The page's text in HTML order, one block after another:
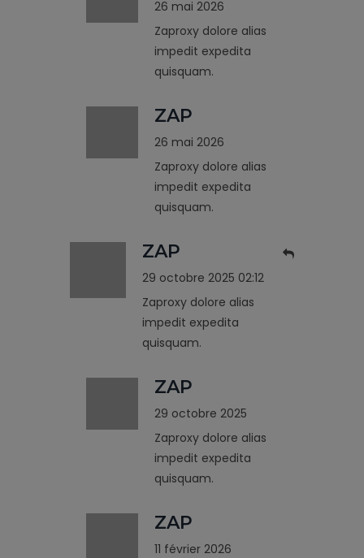
26 mai 2026
Zaproxy dolore alias
impedit expedita
quisquam.
ZAP
26 mai 2026
Zaproxy dolore alias
impedit expedita
quisquam.
ZAP
29 octobre 2025 02:12
Zaproxy dolore alias
impedit expedita
quisquam.
ZAP
29 octobre 2025
Zaproxy dolore alias
impedit expedita
quisquam.
ZAP
11 février 2026